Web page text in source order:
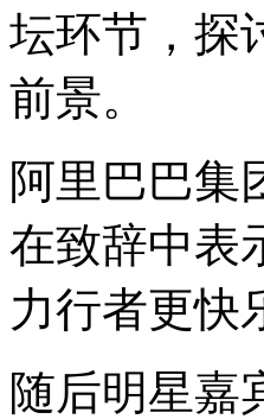
坛环节，探
前景。
阿里巴巴集
在致辞中表
力行者更快
随后明星嘉